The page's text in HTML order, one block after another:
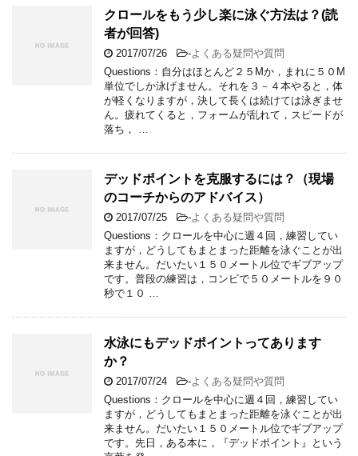
クロールをもう少し楽に泳ぐ方法は？(読
者が回答)
2017/07/26 -よくある疑問や質問
Questions：自分はほとんど２５Mか，まれに５０M
単位でしか泳げません。それを３－４本やると，体
が軽くなりますが，決して長くは続けては泳ぎませ
ん。疲れてくると，フォームが乱れて，スピードが
落ち， …
デッドポイントを克服するには？（現場
のコーチからのアドバイス）
2017/07/25 -よくある疑問や質問
Questions：クロールを中心に週４回，練習してい
ますが，どうしてもまとまった距離を泳ぐことが出
来ません。だいたい１５０メートル位でギブアップ
です。普段の練習は，コンビで５０メートルを９０
秒で１０ …
水泳にもデッドポイントってあります
か？
2017/07/24 -よくある疑問や質問
Questions：クロールを中心に週４回，練習してい
ますが，どうしてもまとまった距離を泳ぐことが出
来ません。だいたい１５０メートル位でギブアップ
です。先日，ある本に，『デッドポイント』という